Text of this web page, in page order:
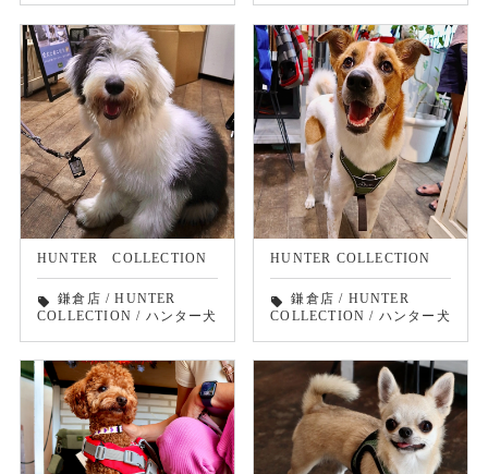
HUNTER COLLECTION
local_offer 鎌倉店 /HUNTER
COLLECTION / ハンター犬
HUNTER COLLECTION
local_offer 鎌倉店 / HUNTER
COLLECTION / ハンター犬